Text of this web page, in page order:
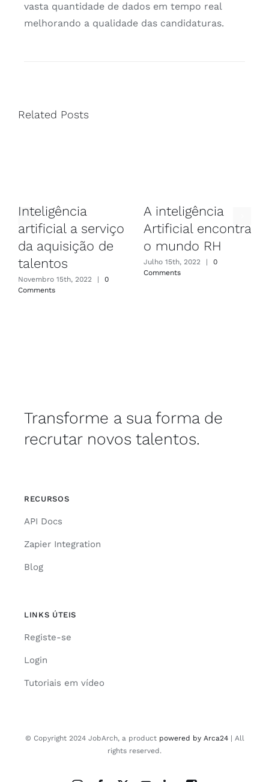
vasta quantidade de dados em tempo real
melhorando a qualidade das candidaturas.
Related Posts
Inteligência
artificial a serviço
da aquisição de
talentos
Novembro 15th, 2022 |
0
Comments
A inteligência
Artificial encontra
o mundo RH
Julho 15th, 2022 |
0
Comments
Transforme a sua forma de
recrutar novos talentos.
RECURSOS
API Docs
Zapier Integration
Blog
LINKS ÚTEIS
Registe-se
Login
Tutoriais em vídeo
© Copyright 2024 JobArch, a product powered by Arca24| All
rights reserved.